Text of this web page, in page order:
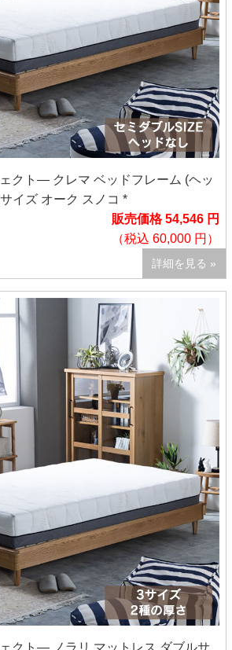
クト― クレマ ベッドフレーム (ヘッ
イズ オーク スノコ *
販売価格 54,546 円
（税込 60,000 円）
詳細を見る »
クト― ノラリ マットレス ダブルサ